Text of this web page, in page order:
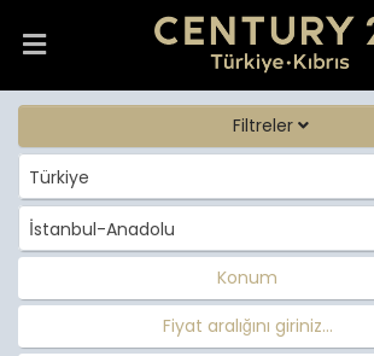
Filtreler
Türkiye
İstanbul-Anadolu
Konum
Fiyat aralığını giriniz...